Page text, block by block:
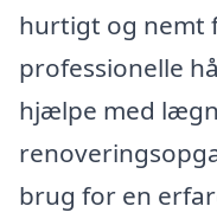
hurtigt og nemt
professionelle
hjælpe med
brug for en